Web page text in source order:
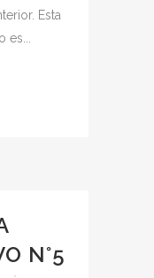
Esta
N°5